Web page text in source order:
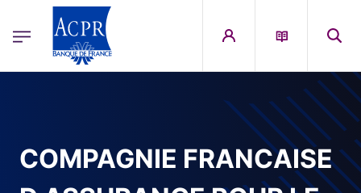
ACPR Menu Principal (French)
COMPAGNIE FRANCAISE